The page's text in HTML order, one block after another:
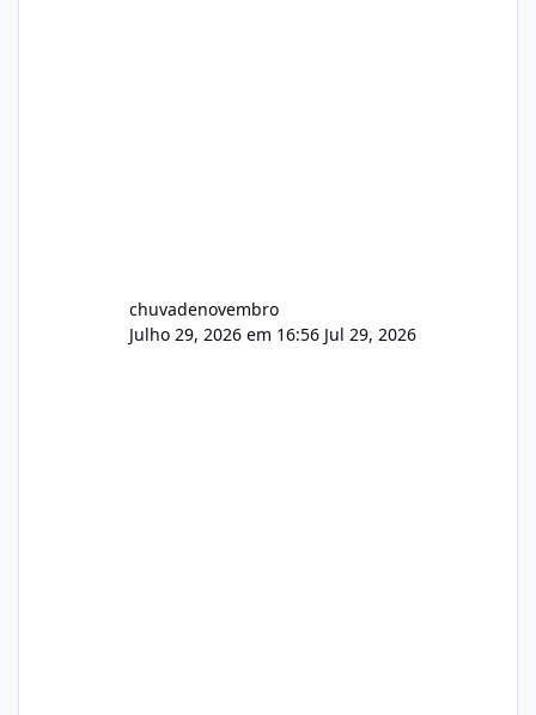
chuvadenovembro
Julho 29, 2026 em 16:56 Jul 29, 2026